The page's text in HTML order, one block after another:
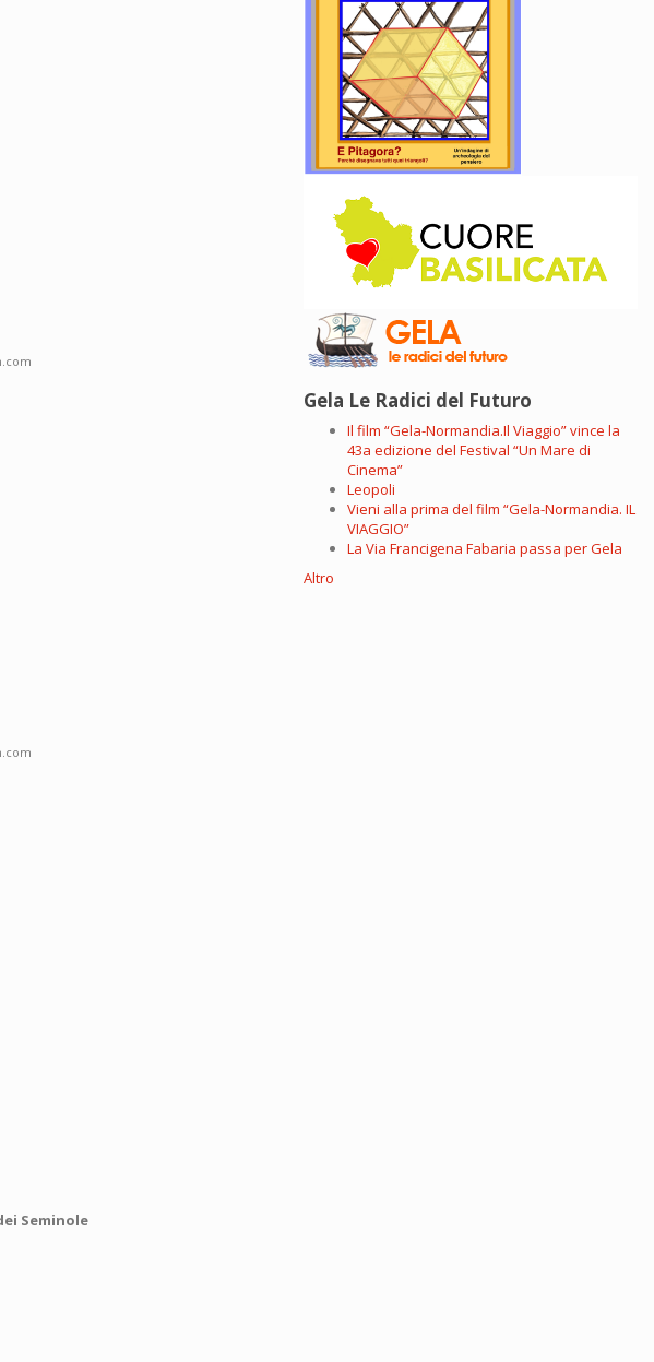
Seminole
Gela Le Radici del Futuro
Il film “Gela-Normandia.Il Viaggio” vince la
43a edizione del Festival “Un Mare di
Cinema”
Leopoli
Vieni alla prima del film “Gela-Normandia. IL
VIAGGIO”
La Via Francigena Fabaria passa per Gela
Altro